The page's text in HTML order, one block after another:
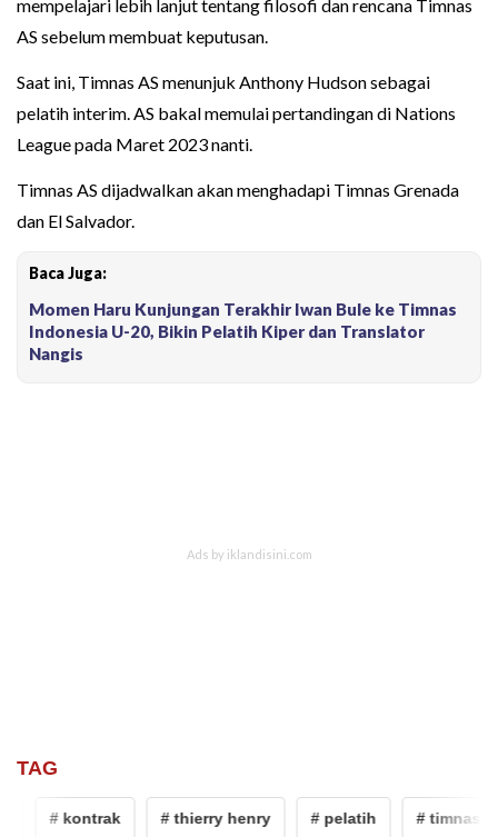
mempelajari lebih lanjut tentang filosofi dan rencana Timnas
AS sebelum membuat keputusan.
Saat ini, Timnas AS menunjuk Anthony Hudson sebagai
pelatih interim. AS bakal memulai pertandingan di Nations
League pada Maret 2023 nanti.
Timnas AS dijadwalkan akan menghadapi Timnas Grenada
dan El Salvador.
Baca Juga:
Momen Haru Kunjungan Terakhir Iwan Bule ke Timnas
Indonesia U-20, Bikin Pelatih Kiper dan Translator
Nangis
TAG
# kontrak # thierry henry # pelatih # timnas